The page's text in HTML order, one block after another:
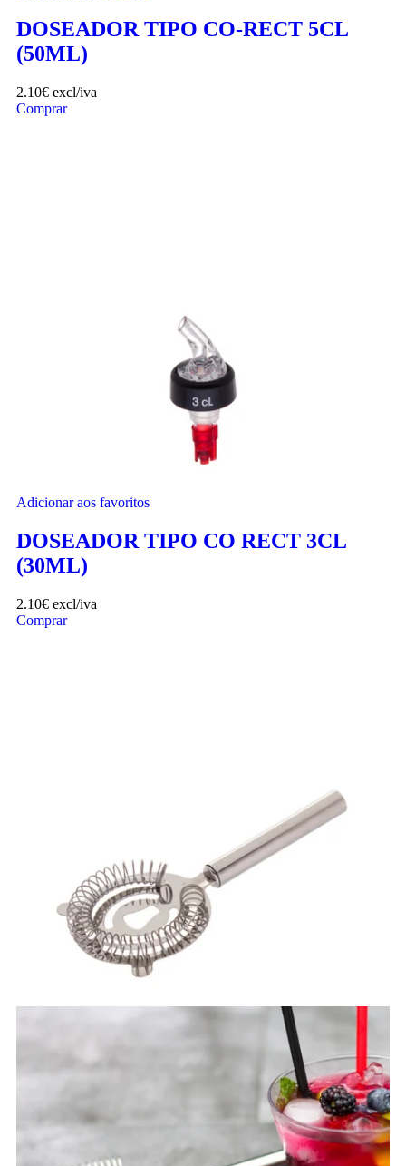
DOSEADOR TIPO CO-RECT 5CL
(50ML)
2.10€ excl/iva
Comprar
Adicionar aos favoritos
DOSEADOR TIPO CO RECT 3CL
(30ML)
2.10€ excl/iva
Comprar